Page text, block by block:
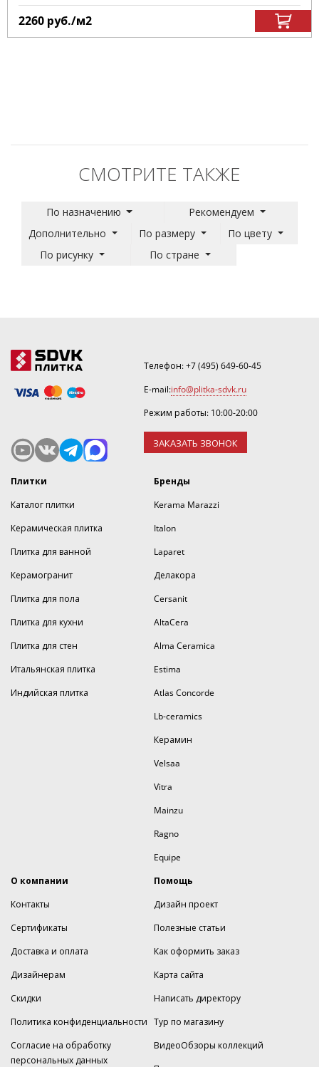
2260 руб./м2
СМОТРИТЕ ТАКЖЕ
По назначению
Рекомендуем
Дополнительно
По размеру
По цвету
По рисунку
По стране
Телефон:+7 (495) 649-60-45
E-mail:info@plitka-sdvk.ru
Режим работы: 10:00-20:00
ЗАКАЗАТЬ ЗВОНОК
Плитки
Каталог плитки
Керамическая плитка
Плитка для ванной
Керамогранит
Плитка для пола
Плитка для кухни
Плитка для стен
Итальянская плитка
Индийская плитка
Бренды
Kerama Marazzi
Italon
Laparet
Делакора
Cersanit
AltaCera
Alma Ceramica
Estima
Atlas Concorde
Lb-ceramics
Керамин
Velsaa
Vitra
Mainzu
Ragno
Equipe
О компании
Контакты
Сертификаты
Доставка и оплата
Дизайнерам
Скидки
Политика конфиденциальности
Согласие на обработку
персональных данных
Помощь
Дизайн проект
Полезные статьи
Как оформить заказ
Карта сайта
Написать директору
Тур по магазину
ВидеоОбзоры коллекций